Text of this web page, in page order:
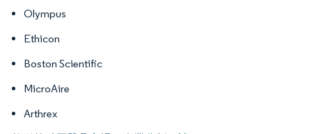
Olympus
Ethicon
Boston Scientific
MicroAire
Arthrex